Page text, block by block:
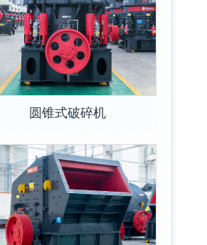
圆锥式破碎机